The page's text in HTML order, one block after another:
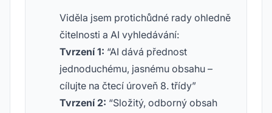
Viděla jsem protichůdné rady ohledně
čitelnosti a AI vyhledávání:
Tvrzení 1: “AI dává přednost
jednoduchému, jasnému obsahu –
cílujte na čtecí úroveň 8. třídy”
Tvrzení 2: “Složitý, odborný obsah